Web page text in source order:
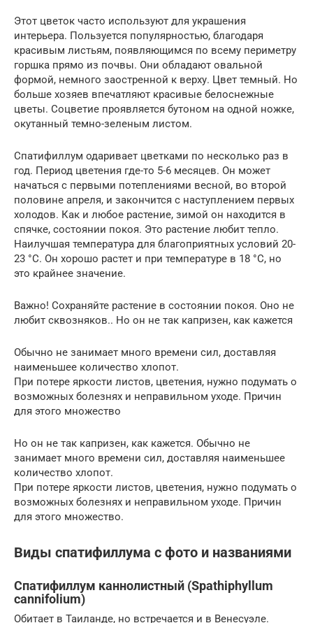
Этот цветок часто используют для украшения
интерьера. Пользуется популярностью, благодаря
красивым листьям, появляющимся по всему периметру
горшка прямо из почвы. Они обладают овальной
формой, немного заостренной к верху. Цвет темный. Но
больше хозяев впечатляют красивые белоснежные
цветы. Соцветие проявляется бутоном на одной ножке,
окутанный темно-зеленым листом.
Спатифиллум одаривает цветками по несколько раз в
год. Период цветения где-то 5-6 месяцев. Он может
начаться с первыми потеплениями весной, во второй
половине апреля, и закончится с наступлением первых
холодов. Как и любое растение, зимой он находится в
спячке, состоянии покоя. Это растение любит тепло.
Наилучшая температура для благоприятных условий 20-
23 °C. Он хорошо растет и при температуре в 18 °C, но
это крайнее значение.
Важно! Сохраняйте растение в состоянии покоя. Оно не
любит сквозняков.. Но он не так капризен, как кажется
Обычно не занимает много времени сил, доставляя
наименьшее количество хлопот.
При потере яркости листов, цветения, нужно подумать о
возможных болезнях и неправильном уходе. Причин
для этого множество
Но он не так капризен, как кажется. Обычно не
занимает много времени сил, доставляя наименьшее
количество хлопот.
При потере яркости листов, цветения, нужно подумать о
возможных болезнях и неправильном уходе. Причин
для этого множество.
Виды спатифиллума с фото и названиями
Спатифиллум каннолистный (Spathiphyllum
cannifolium)
Обитает в Таиланде, но встречается и в Венесуэле.